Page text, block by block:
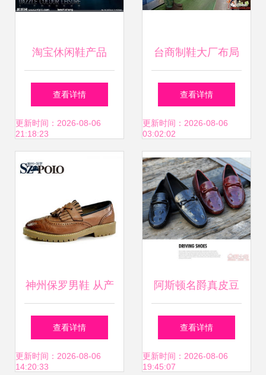
淘宝休闲鞋产品
POP模版图片设计
指南
查看详情
更新时间：2026-08-06
21:18:23
台商制鞋大厂布局
河南 全球产业链重
塑下的新机遇
查看详情
更新时间：2026-08-06
03:02:02
神州保罗男鞋 从产
品品质到加盟店的
全面解析
查看详情
更新时间：2026-08-06
14:20:33
阿斯顿名爵真皮豆
豆鞋 夏季鳄鱼纹懒
人鞋，打造驾驶与
查看详情
更新时间：2026-08-06
19:45:07